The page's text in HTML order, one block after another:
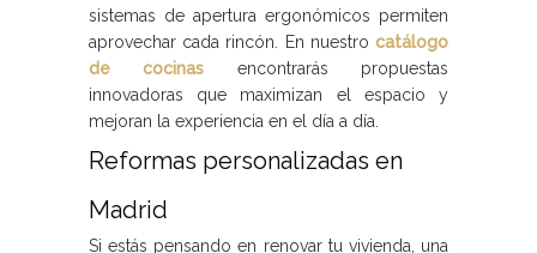
sistemas de apertura ergonómicos permiten
aprovechar cada rincón. En nuestro catálogo
de cocinas encontrarás propuestas
innovadoras que maximizan el espacio y
mejoran la experiencia en el día a día.
Reformas personalizadas en
Madrid
Si estás pensando en renovar tu vivienda, una